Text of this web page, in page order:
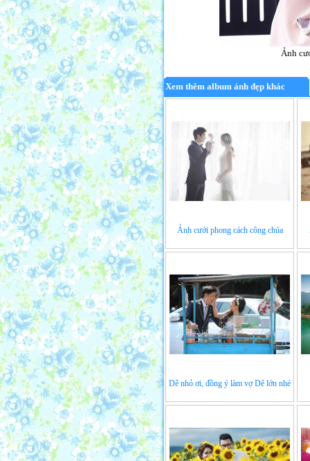
Ảnh
Xem thêm album ảnh đẹp khác
Ảnh cưới phong cách công chúa
Dê nhỏ ơi, đồng ý làm vợ Dê lớn nhé